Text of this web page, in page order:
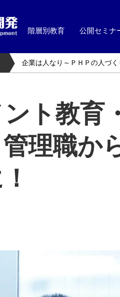
階層別教育 公開セミナ
企業は人なり～ＰＨＰの人づく
ト教育
理職か